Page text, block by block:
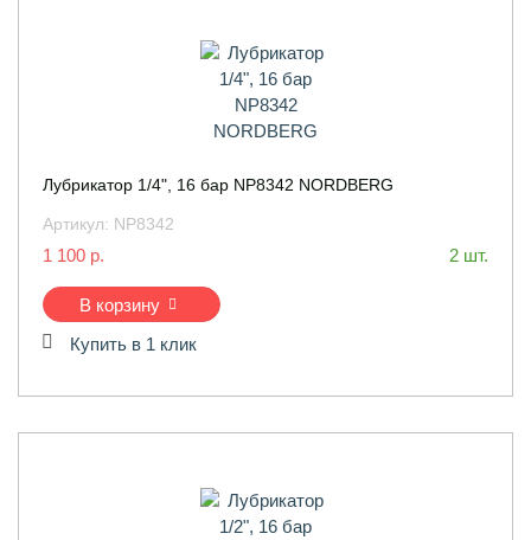
Лубрикатор 1/4", 16 бар NP8342 NORDBERG
Артикул: NP8342
1 100 р. 2 шт.
В корзину
Купить в 1 клик